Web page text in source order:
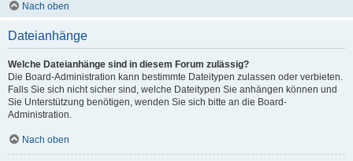
Nach oben
Dateianhänge
Welche Dateianhänge sind in diesem Forum zulässig?
Die Board-Administration kann bestimmte Dateitypen zulassen oder verbieten.
Falls Sie sich nicht sicher sind, welche Dateitypen Sie anhängen können und
Sie Unterstützung benötigen, wenden Sie sich bitte an die Board-
Administration.
Nach oben